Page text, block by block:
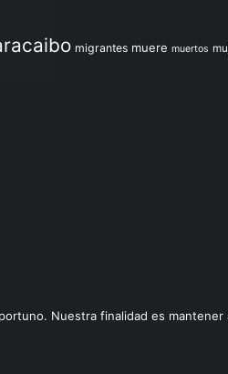
migrantes muere muertos
Nuestra finalidad es